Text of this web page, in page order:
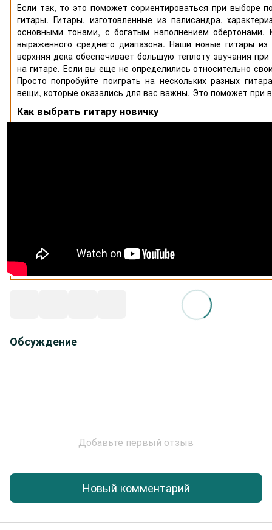
Если так, то это поможет сориентироваться при выборе
гитары. Гитары, изготовленные из палисандра,
основными тонами, с богатым наполнением обертонами.
выраженного среднего диапазона. Наши новые гитары
верхняя дека обеспечивает большую теплоту звучания
на гитаре. Если вы еще не определились относительно
Просто попробуйте поиграть на нескольких разных
вещи, которые оказались для вас важны. Это поможет при
Как выбрать гитару новичку
Обсуждение
Добавьте первый отзыв
Новый комментарий